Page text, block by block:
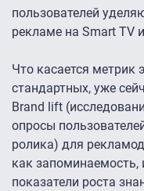
пользователей
рекламе на Smart TV
Что касается
стандартных, уже
Brand lift
опросы
ролика) для
как
показатели роста